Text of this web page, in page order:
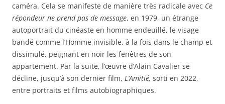
caméra. Cela se manifeste de manière très radicale avec Ce
répondeur ne prend pas de message, en 1979, un étrange
autoportrait du cinéaste en homme endeuillé, le visage
bandé comme l’Homme invisible, à la fois dans le champ et
dissimulé, peignant en noir les fenêtres de son
appartement. Par la suite, l’œuvre d’Alain Cavalier se
décline, jusqu’à son dernier film, L’Amitié, sorti en 2022,
entre portraits et films autobiographiques.